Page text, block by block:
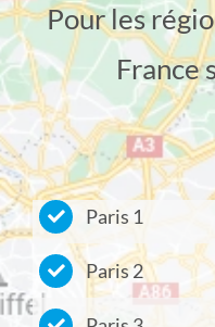
Pour les
France
Paris 1
Paris 2